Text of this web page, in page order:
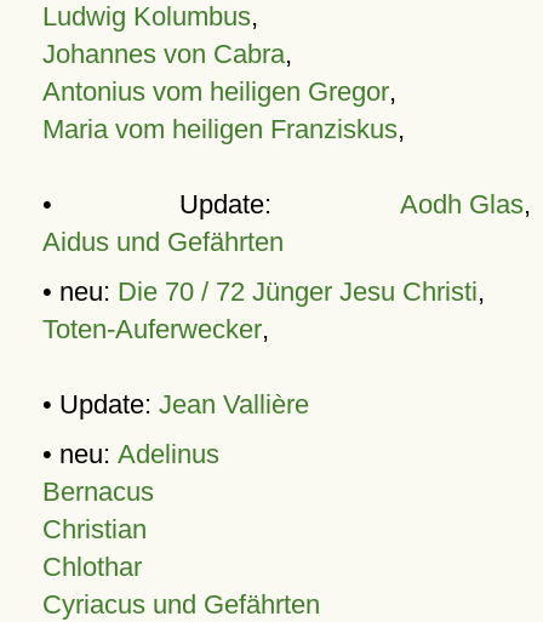
Ludwig Kolumbus,
Johannes von Cabra,
Antonius vom heiligen Gregor,
Maria vom heiligen Franziskus,
• Update: Aodh Glas,
Aidus und Gefährten
• neu: Die 70 / 72 Jünger Jesu Christi,
Toten-Auferwecker,
• Update: Jean Vallière
• neu: Adelinus
Bernacus
Christian
Chlothar
Cyriacus und Gefährten